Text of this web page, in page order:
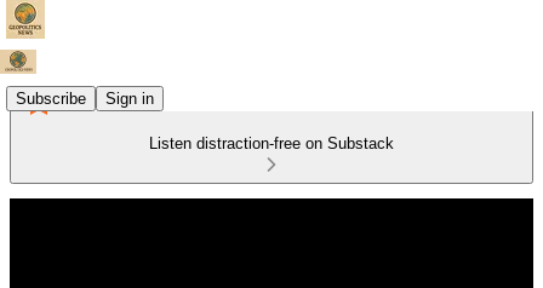
Subscribe Sign in
Listen distraction-free on Substack